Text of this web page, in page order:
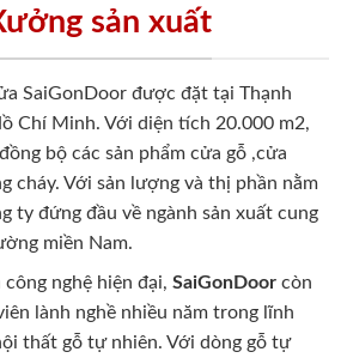
sản xuất
SaiGonDoor được đặt tại Thạnh
Chí Minh. Với diện tích 20.000 m2,
bộ các sản phẩm cửa gỗ ,cửa
cháy. Với sản lượng và thị phần nằm
ty đứng đầu về ngành sản xuất cung
miền Nam.
nghệ hiện đại, SaiGonDoor còn
lành nghề nhiều năm trong lĩnh
thất gỗ tự nhiên. Với dòng gỗ tự